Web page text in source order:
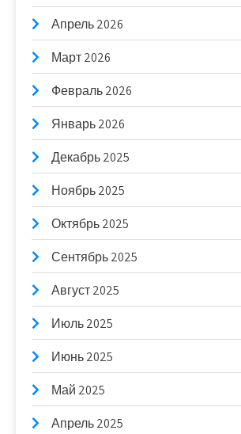
Апрель 2026
Март 2026
Февраль 2026
Январь 2026
Декабрь 2025
Ноябрь 2025
Октябрь 2025
Сентябрь 2025
Август 2025
Июль 2025
Июнь 2025
Май 2025
Апрель 2025